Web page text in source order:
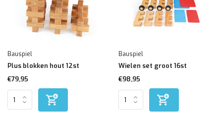
Bauspiel
Plus blokken hout 12st
€79,95
Bauspiel
Wielen set groot 16st
€98,95